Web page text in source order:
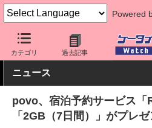
Powered
カテゴリ 過去記事
ケータイ Watch キャリア au
ニュース
povo、宿泊予約サービス「
「2GB（7日間）」がプレゼ